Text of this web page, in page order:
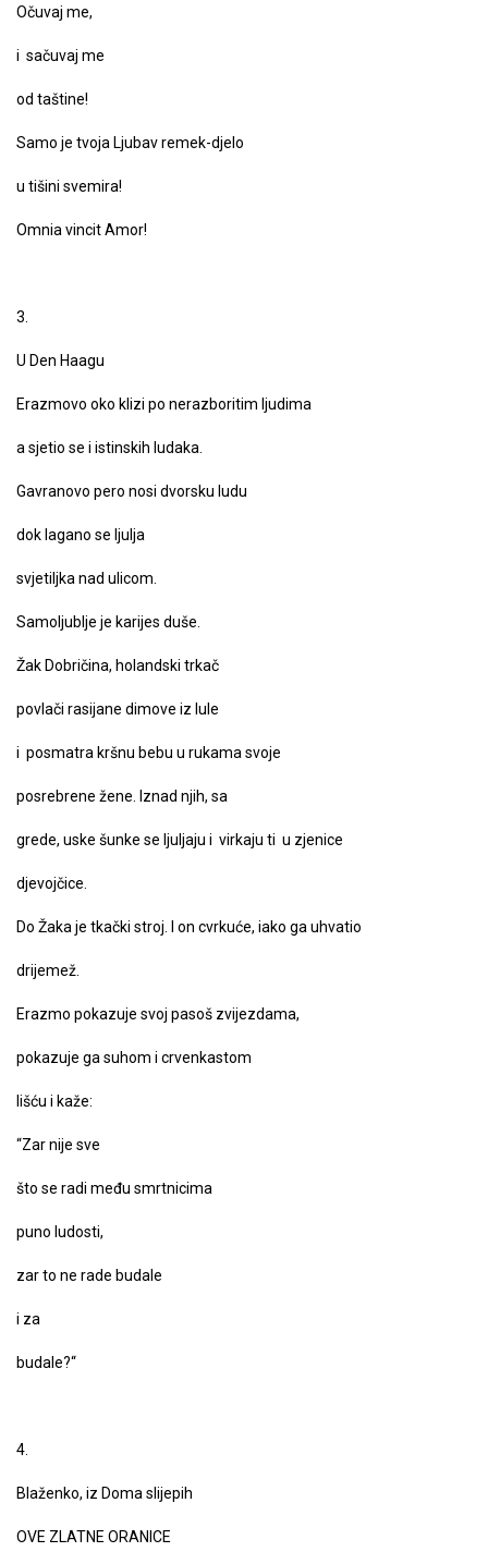
Očuvaj me,
i sačuvaj me
od taštine!
Samo je tvoja Ljubav remek-djelo
u tišini svemira!
Omnia vincit Amor!
3.
U Den Haagu
Erazmovo oko klizi po nerazboritim ljudima
a sjetio se i istinskih ludaka.
Gavranovo pero nosi dvorsku ludu
dok lagano se ljulja
svjetiljka nad ulicom.
Samoljublje je karijes duše.
Žak Dobričina, holandski trkač
povlači rasijane dimove iz lule
i posmatra kršnu bebu u rukama svoje
posrebrene žene. Iznad njih, sa
grede, uske šunke se ljuljaju i virkaju ti u zjenice
djevojčice.
Do Žaka je tkački stroj. I on cvrkuće, iako ga uhvatio
drijemež.
Erazmo pokazuje svoj pasoš zvijezdama,
pokazuje ga suhom i crvenkastom
lišću i kaže:
“Zar nije sve
što se radi među smrtnicima
puno ludosti,
zar to ne rade budale
i za
budale?“
4.
Blaženko, iz Doma slijepih
OVE ZLATNE ORANICE